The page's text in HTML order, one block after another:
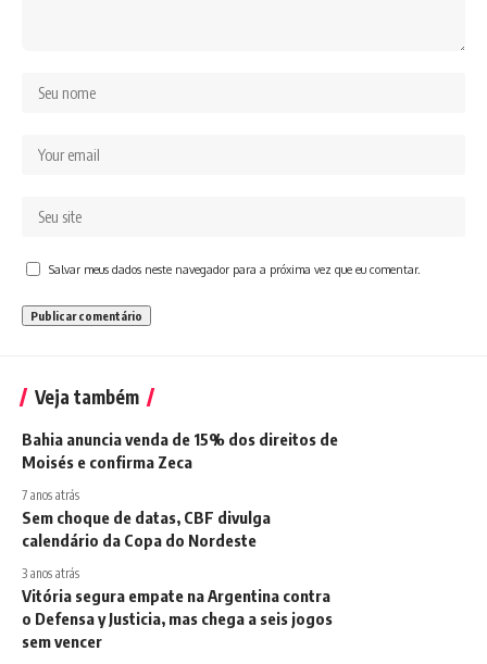
Salvar meus dados neste navegador para a próxima vez que eu comentar.
Veja também
Bahia anuncia venda de 15% dos direitos de
Moisés e confirma Zeca
7 anos atrás
Sem choque de datas, CBF divulga
calendário da Copa do Nordeste
3 anos atrás
Vitória segura empate na Argentina contra
o Defensa y Justicia, mas chega a seis jogos
sem vencer